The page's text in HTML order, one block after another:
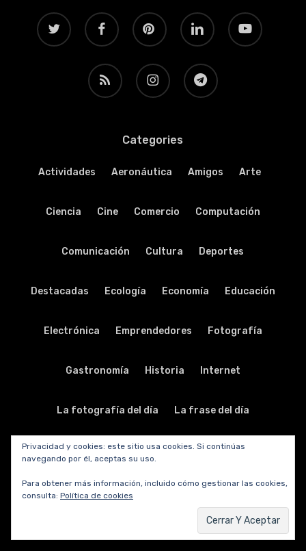
twitter facebook pinterest linkedin youtube
RSS instagram telegram
Categories
Actividades Aeronáutica Amigos Arte
Ciencia Cine Comercio Computación
Comunicación Cultura Deportes
Destacadas Ecología Economía Educación
Electrónica Emprendedores Fotografía
Gastronomía Historia Internet
La fotografía del día La frase del día
La música del día Legislación Literatura
Música Nodo solidario Periodismo Personal
Privacidad y cookies: este sitio usa cookies. Si continúas
navegando por él, aceptas su uso.
Para obtener más información, incluido cómo gestionar las cookies,
consulta: Política de cookies